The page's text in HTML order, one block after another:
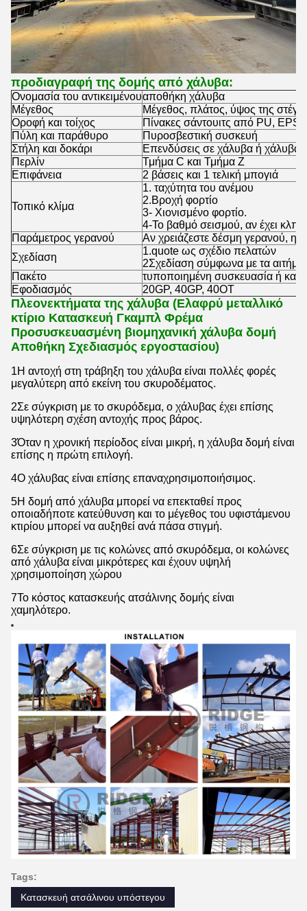
προδιαγραφή της δομής από χάλυβα:
Ονομασία του αντικειμένουαποθήκη χάλυβα
Μέγεθος
Μέγεθος, πλάτος, ύψος της
Οροφή και τοίχος
Πίνακες σάντουιτς από PU,
Πύλη και παράθυρο
Πυροσβεστική συσκευή
Στήλη και δοκάρι
Επενδύσεις σε χάλυβα ή χάλυβα
Περλίν
Τμήμα C και Τμήμα Z
Επιφάνεια
2 βάσεις και 1 τελική μπογιά
Τοπικό κλίμα
1. ταχύτητα του ανέμου
2.Βροχή φορτίο
3- Χιονισμένο φορτίο.
4-Το βαθμό σεισμού, αν έχει κλπ.
Παράμετρος γερανού
Αν χρειάζεστε δέσμη γερανού, η
Σχεδίαση
1.quote ως σχέδιο πελατών
2Σχεδίαση σύμφωνα με τα
Πακέτο
τυποποιημένη συσκευασία ή
Εφοδιασμός
20GP, 40GP, 40OT
Πλεονεκτήματα της χάλυβα (Ελαφρύ μεταλλικό
κτίριο Κατασκευή Γκαμπλ Φρέμα
Προσυσκευασμένη βιομηχανική χάλυβα δομή
Αποθήκη Σχεδιασμός εργοστασίου)
1Η αντοχή στη τράβηξη του χάλυβα είναι πολλές φορές
μεγαλύτερη από εκείνη του σκυροδέματος.
2Σε σύγκριση με το σκυρόδεμα, ο χάλυβας έχει επίσης
υψηλότερη σχέση αντοχής προς βάρος.
3Όταν η χρονική περίοδος είναι μικρή, η χάλυβα δομή είναι
επίσης η πρώτη επιλογή.
4Ο χάλυβας είναι επίσης επαναχρησιμοποιήσιμος.
5Η δομή από χάλυβα μπορεί να επεκταθεί προς
οποιαδήποτε κατεύθυνση και το μέγεθος του υφιστάμενου
κτιρίου μπορεί να αυξηθεί ανά πάσα στιγμή.
6Σε σύγκριση με τις κολώνες από σκυρόδεμα, οι κολώνες
από χάλυβα είναι μικρότερες και έχουν υψηλή
χρησιμοποίηση χώρου
7Το κόστος κατασκευής ατσάλινης δομής είναι
χαμηλότερο.
Tags:
Κατασκευή ατσάλινου υπόστεγου